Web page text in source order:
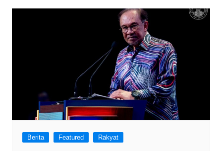
Berita Featured Rakyat